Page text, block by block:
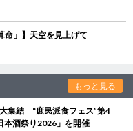
命」】天空を見上げて
もっと見る
集結 “庶民派食フェス”第4
本酒祭り2026」を開催